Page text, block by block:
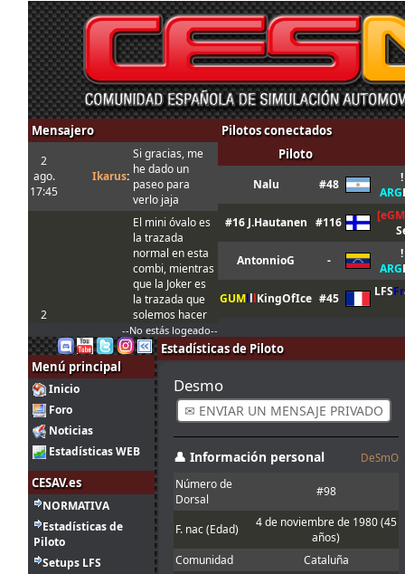
Mensajero Pilotos conectados
2
ago.
17:45
Ikarus:
Si gracias, me
he dado un
paseo para
verlo jaja
2
17:17
tangovalens :
El mini óvalo es
la trazada
normal en esta
combi, mientras
que la Joker es
la trazada que
solemos hacer
siempre y que
toma menos
tiempo. En todo
caso la Joker
está marcada
en el asfalto con
franjas rojas y
amarillas
2
ago.
14:30
Ikarus
Buenas, con la
Joker lap
entiendo que se
refiere al mini
óvalo que se
hace en el
server Q, no?
Piloto
Nalu #48
ARG
#16 J.Hautanen #116
AntonnioG
-
ARG
GUMlllKingOfIce #45 LFSFr
--No estás logeado--
Menú principal
Inicio
Foro
Noticias
Estadísticas WEB
CESAV.es
NORMATIVA
Estadísticas de
Piloto
Setups LFS
Estadísticas de Piloto
Desmo
✉ ENVIAR UN MENSAJE PRIVADO
👤 Información personal DeSmO
Número de
Dorsal
#98
F. nac (Edad) 4 de noviembre de 1980(45
años)
Comunidad
Cataluña